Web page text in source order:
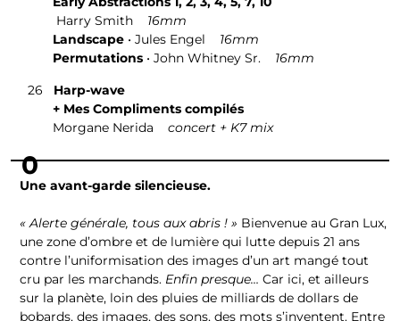
Harry Smith 16mm
Landscape • Jules Engel 16mm
Permutations • John Whitney Sr. 16mm
26
Harp-wave
+ Mes Compliments compilés
Morgane Neridaconcert + K7 mix
0
Une avant-garde silencieuse.
« Alerte générale, tous aux abris ! » Bienvenue au Gran Lux,
une zone d’ombre et de lumière qui lutte depuis 21 ans
contre l’uniformisation des images d’un art mangé tout
cru par les marchands. Enfin presque… Car ici, et ailleurs
sur la planète, loin des pluies de milliards de dollars de
bobards, des images, des sons, des mots s’inventent. Entre